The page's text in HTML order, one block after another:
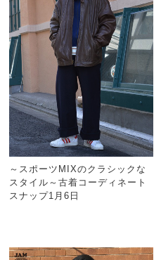
～スポーツMIXのクラシックな
スタイル～古着コーディネート
スナップ1月6日